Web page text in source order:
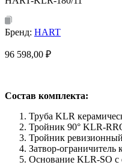
Бренд: HART
96 598,00 ₽
Состав комплекта:
Труба KLR
Тройник 90° KLR-
Тройник
Затвор-
Основание KLR-SO с